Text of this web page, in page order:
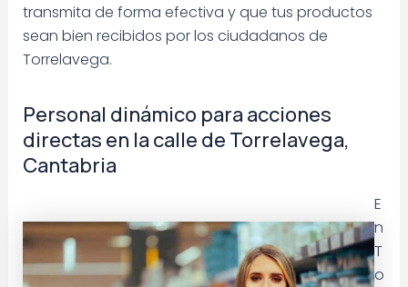
transmita de forma efectiva y que tus productos
sean bien recibidos por los ciudadanos de
Torrelavega.
Personal dinámico para acciones
directas en la calle de Torrelavega,
Cantabria
E
n
T
o